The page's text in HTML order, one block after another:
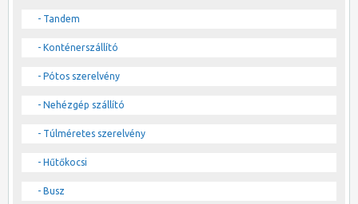
- Tandem
- Konténerszállító
- Pótos szerelvény
- Nehézgép szállító
- Túlméretes szerelvény
- Hűtőkocsi
- Busz